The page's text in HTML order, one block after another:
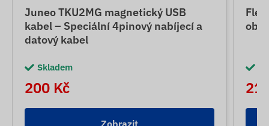
Juneo TKU2MG magnetický USB
kabel – Speciální 4pinový nabíjecí a
datový kabel
Skladem
200 Kč